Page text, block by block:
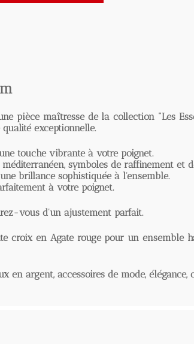
maîtresse de la collection "Les
exceptionnelle.
vibrante à votre poignet.
symboles de raffinement et de
sophistiquée à l'ensemble.
à votre poignet.
d'un ajustement parfait.
en Agate rougepour un ensemble
accessoires de mode, élégance,